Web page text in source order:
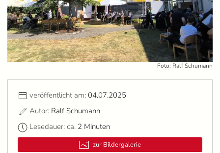
Foto: Ralf Schumann
veröffentlicht am: 04.07.2025
Autor: Ralf Schumann
Lesedauer: ca. 2 Minuten
zur Bildergalerie